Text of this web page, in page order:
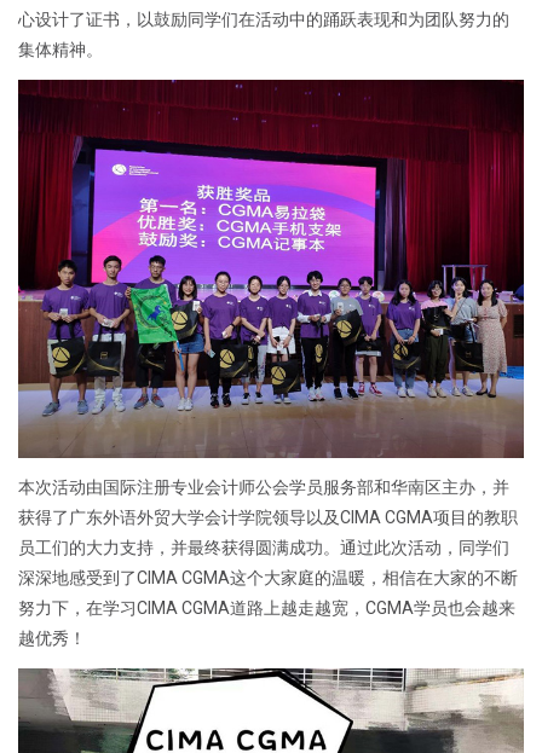
心设计了证书，以鼓励同学们在活动中的踊跃表现和为团队努力的
集体精神。
本次活动由国际注册专业会计师公会学员服务部和华南区主办，并
获得了广东外语外贸大学会计学院领导以及CIMA CGMA项目的教职
员工们的大力支持，并最终获得圆满成功。通过此次活动，同学们
深深地感受到了CIMA CGMA这个大家庭的温暖，相信在大家的不断
努力下，在学习CIMA CGMA道路上越走越宽，CGMA学员也会越来
越优秀！